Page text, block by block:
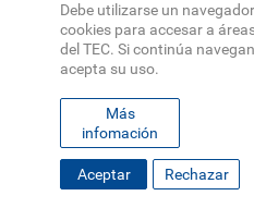
Debe utilizarse un
cookies para accesar a
del TEC. Si continúa
acepta su uso.
Más
infomación
Aceptar Rechazar